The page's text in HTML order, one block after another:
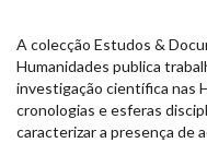
A colecção Estudos &
Humanidades publica
investigação científica nas
cronologias e esferas
caracterizar a presença de